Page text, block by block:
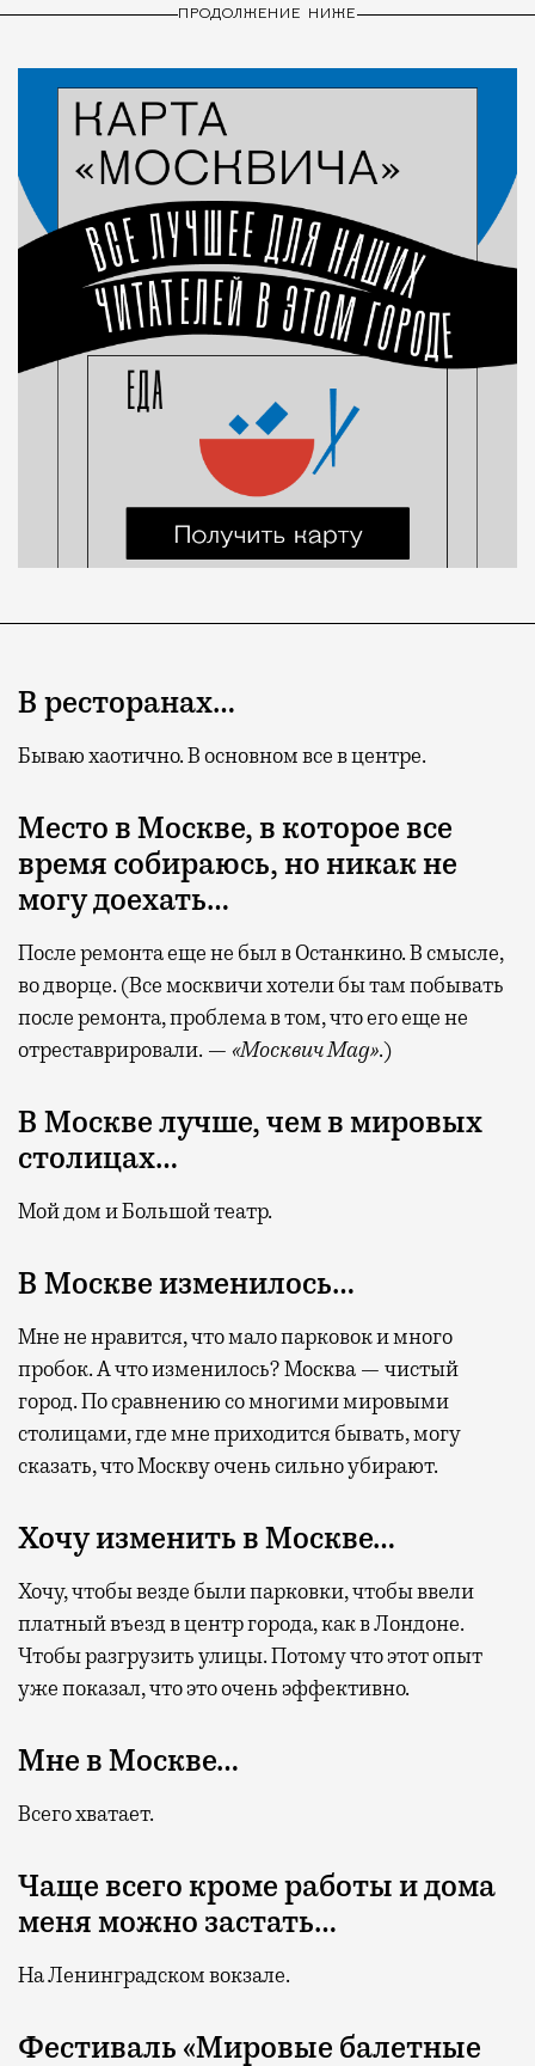
ПРОДОЛЖЕНИЕ НИЖЕ
В ресторанах…
Бываю хаотично. В основном все в центре.
Место в Москве, в которое все
время собираюсь, но никак не
могу доехать…
После ремонта еще не был в Останкино. В смысле,
во дворце. (Все москвичи хотели бы там побывать
после ремонта, проблема в том, что его еще не
отреставрировали. — «Москвич Mag».)
В Москве лучше, чем в мировых
столицах…
Мой дом и Большой театр.
В Москве изменилось…
Мне не нравится, что мало парковок и много
пробок. А что изменилось? Москва — чистый
город. По сравнению со многими мировыми
столицами, где мне приходится бывать, могу
сказать, что Москву очень сильно убирают.
Хочу изменить в Москве…
Хочу, чтобы везде были парковки, чтобы ввели
платный въезд в центр города, как в Лондоне.
Чтобы разгрузить улицы. Потому что этот опыт
уже показал, что это очень эффективно.
Мне в Москве…
Всего хватает.
Чаще всего кроме работы и дома
меня можно застать…
На Ленинградском вокзале.
Фестиваль «Мировые балетные